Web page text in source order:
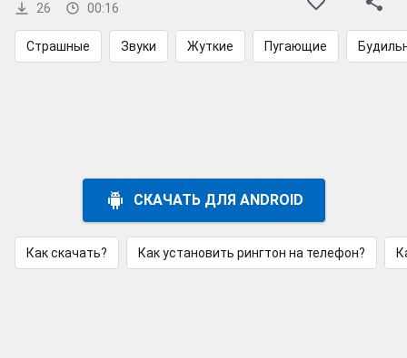
26 00:16
Страшные Звуки Жуткие Пугающие
СКАЧАТЬ ДЛЯ ANDROID
Как скачать? Как установить рингтон на телефон?